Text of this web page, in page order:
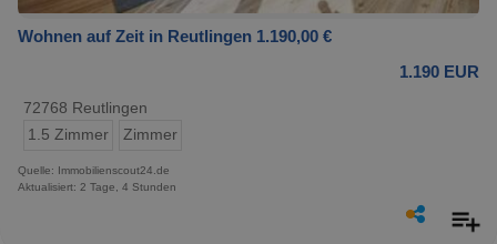
Wohnen auf Zeit in Reutlingen 1.190,00 €
1.190 EUR
72768 Reutlingen
1.5 Zimmer
Zimmer
Quelle: Immobilienscout24.de
Aktualisiert: 2 Tage, 4 Stunden